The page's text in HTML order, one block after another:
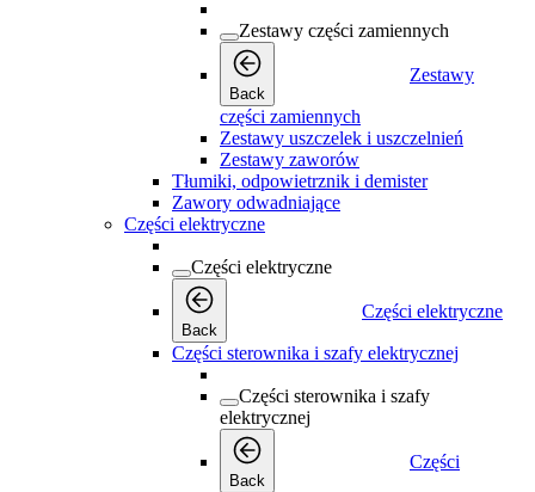
Zestawy części zamiennych
Back
Zestawy
części zamiennych
Zestawy uszczelek i uszczelnień
Zestawy zaworów
Tłumiki, odpowietrznik i demister
Zawory odwadniające
Części elektryczne
Części elektryczne
Back
Części elektryczne
Części sterownika i szafy elektrycznej
Części sterownika i szafy
elektrycznej
Back
Części